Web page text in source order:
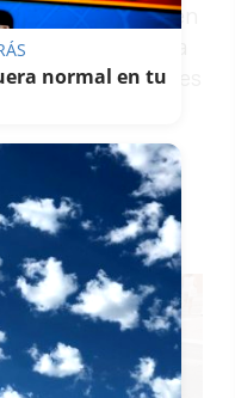
y cómo en
carrera acudió a
de grandes
normal en tu